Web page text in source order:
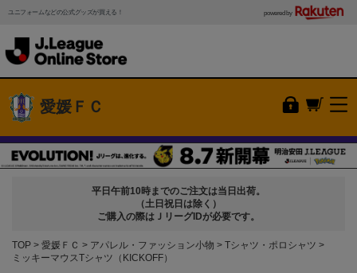
ユニフォームなどの公式グッズが買える！ powered by
愛媛ＦＣ
平日午前10時までのご注文は当日出荷。
（土日祝日は除く）
ご購入の際はＪリーグIDが必要です。
TOP 愛媛ＦＣ アパレル・ファッション小物
Tシャツ・ポロシャツ
ミッキーマウスTシャツ（KICKOFF）